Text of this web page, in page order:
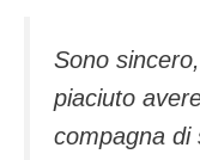
Sono
piaciuto
compagna